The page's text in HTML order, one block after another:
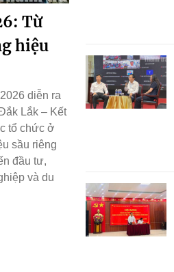
Từ
hiệu
diễn ra
Lắk – Kết
tổ chức ở
sầu riêng
đầu tư,
và du